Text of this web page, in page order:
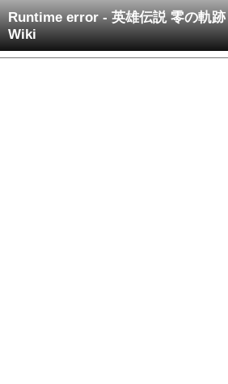
Runtime error - 英雄伝説 零の軌
Wiki